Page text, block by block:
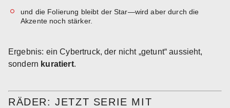
und die Folierung bleibt der Star—wird aber durch die
Akzente noch stärker.
Ergebnis: ein Cybertruck, der nicht „getunt“ aussieht,
sondern kuratiert.
RÄDER: JETZT SERIE MIT